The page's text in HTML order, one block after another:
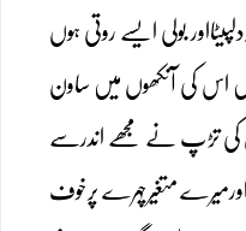
بولی ایسے روتی ہوں
اس کی آنکھوں میں ساون
کی تڑپ نے مجھے اندرسے
اورمیرے متغیرچہرے پرخوف